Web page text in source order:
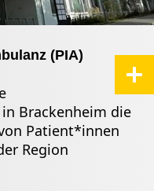
(PIA)
Brackenheim die
Patient*innen
Region